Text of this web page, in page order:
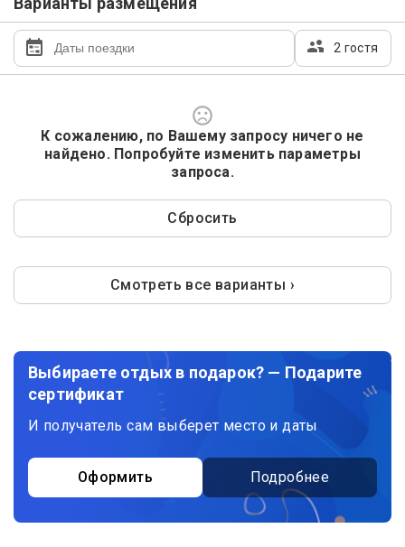
2 гостя
К сожалению, по Вашему запросу ничего не
найдено. Попробуйте изменить параметры
запроса.
Сбросить
Смотреть все варианты ›
Выбираете отдых в подарок? — Подарите
сертификат
И получатель сам выберет место и даты
Оформить Подробнее